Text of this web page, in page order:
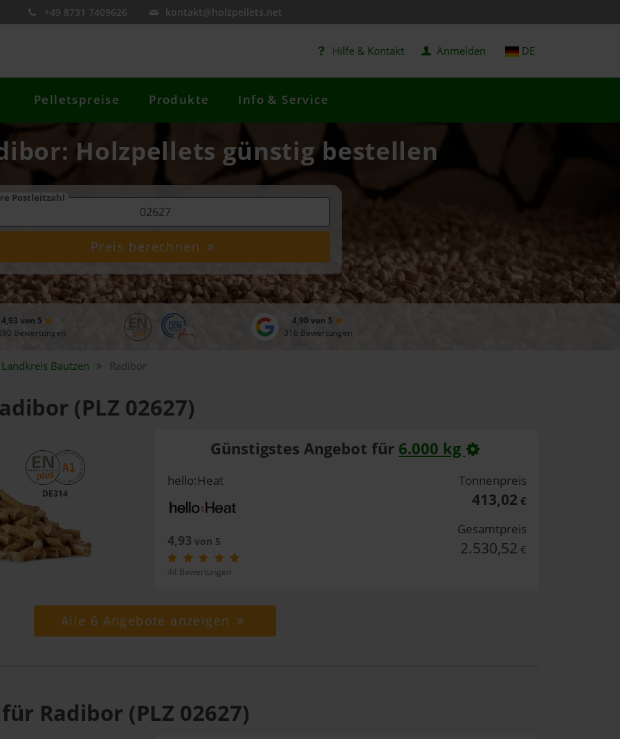
+49 8731 7409626 kontakt@holzpellets.net
Hilfe & Kontakt Anmelden DE
Pelletspreise Produkte Info & Service
Holzpellets günstig bestellen
Postleitzahl
Preis berechnen
4,93 von 5
Bewertungen
4,90 von 5
316 Bewertungen
Landkreis Bautzen Radibor
(PLZ 02627)
DE314
Günstigstes Angebot für 6.000 kg
hello:Heat
4,93 von 5
44 Bewertungen
Tonnenpreis
413,02 €
Gesamtpreis
2.530,52 €
Alle 6 Angebote anzeigen
Radibor (PLZ 02627)